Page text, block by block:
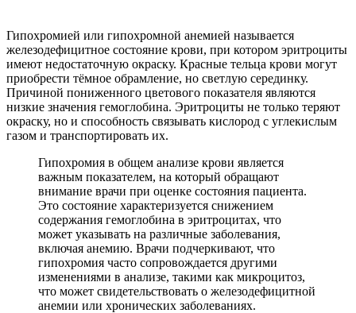
Гипохромией или гипохромной анемией называется
железодефицитное состояние крови, при котором эритроциты
имеют недостаточную окраску. Красные тельца крови могут
приобрести тёмное обрамление, но светлую серединку.
Причиной пониженного цветового показателя являются
низкие значения гемоглобина. Эритроциты не только теряют
окраску, но и способность связывать кислород с углекислым
газом и транспортировать их.
Гипохромия в общем анализе крови является
важным показателем, на который обращают
внимание врачи при оценке состояния пациента.
Это состояние характеризуется снижением
содержания гемоглобина в эритроцитах, что
может указывать на различные заболевания,
включая анемию. Врачи подчеркивают, что
гипохромия часто сопровождается другими
изменениями в анализе, такими как микроцитоз,
что может свидетельствовать о железодефицитной
анемии или хронических заболеваниях.